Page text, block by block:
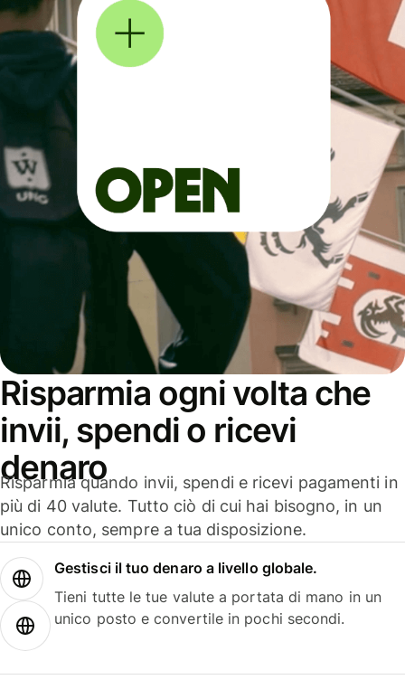
Risparmia ogni volta che
invii, spendi o ricevi
denaro
Risparmia quando invii, spendi e ricevi pagamenti in
più di 40 valute. Tutto ciò di cui hai bisogno, in un
unico conto, sempre a tua disposizione.
Gestisci il tuo denaro a livello globale.
Tieni tutte le tue valute a portata di mano in un
unico posto e convertile in pochi secondi.